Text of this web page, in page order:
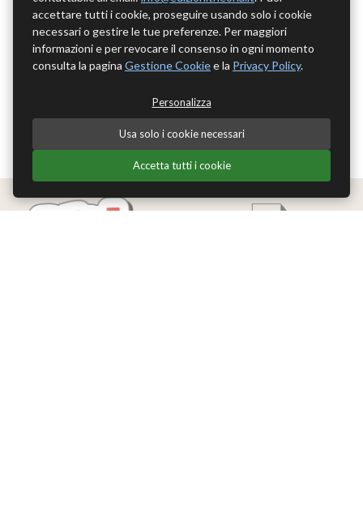
accettare tutti i cookie, proseguire usando solo i cookie
necessari o gestire le tue preferenze. Per maggiori
informazioni e per revocare il consenso in ogni momento
consulta la pagina Gestione Cookiee la Privacy Policy.
Personalizza
Usa solo i cookie necessari
Accetta tutti i cookie